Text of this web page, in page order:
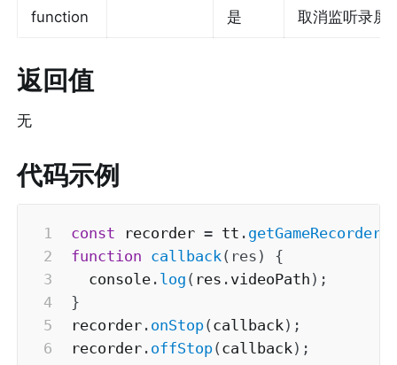
function 是 取消监听录屏
返回值
无
代码示例
const recorder = tt .
function callback( res )
{
  console
. log ( res . videoPath ) ;
}
recorder . onStop( callback) ;
recorder . offStop( callback) ;